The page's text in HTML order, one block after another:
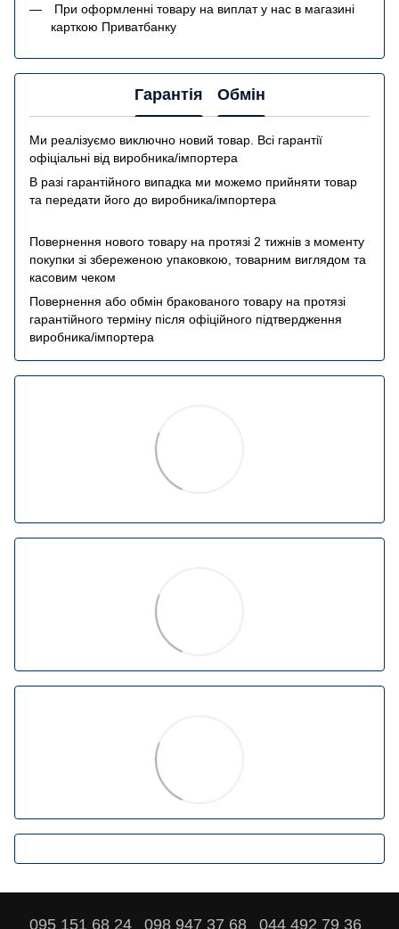
При оформленні товару на виплат у нас в магазині
карткою Приватбанку
Гарантія Обмін
Ми реалізуємо виключно новий товар. Всі гарантії
офіціальні від виробника/імпортера
В разі гарантійного випадка ми можемо прийняти товар
та передати його до виробника/імпортера
Повернення нового товару на протязі 2 тижнів з моменту
покупки зі збереженою упаковкою, товарним виглядом та
касовим чеком
Повернення або обмін бракованого товару на протязі
гарантійного терміну після офіційного підтвердження
виробника/імпортера
095 151 68 24 098 947 37 68 044 492 79 36